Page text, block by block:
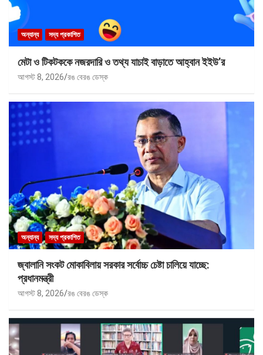
অন্যান্য সদ্য প্রকাশিত
মেটা ও টিকটককে নজরদারি ও তথ্য যাচাই বাড়াতে আহ্বান ইইউ’র
আগস্ট 8, 2026 রঙ বেরঙ ডেস্ক
অন্যান্য সদ্য প্রকাশিত
জ্বালানি সংকট মোকাবিলায় সরকার সর্বোচ্চ চেষ্টা চালিয়ে যাচ্ছে:
প্রধানমন্ত্রী
আগস্ট 8, 2026 রঙ বেরঙ ডেস্ক